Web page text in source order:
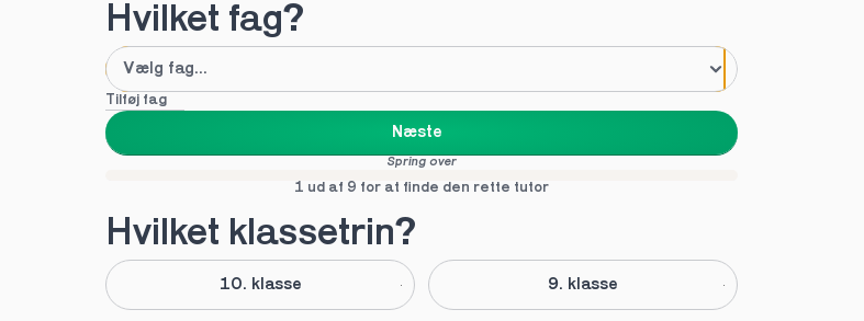
Hvilket fag?
Tilføj fag
Næste
Spring over
1 ud af 9 for at finde den rette tutor
Hvilket klassetrin?
10. klasse 9. klasse